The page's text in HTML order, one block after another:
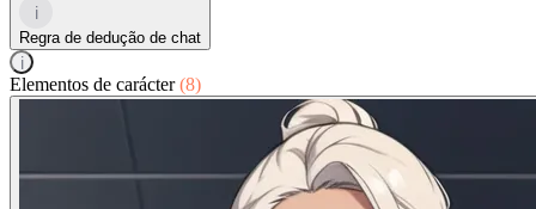
i
Regra de dedução de chat
i
Elementos de carácter(8)